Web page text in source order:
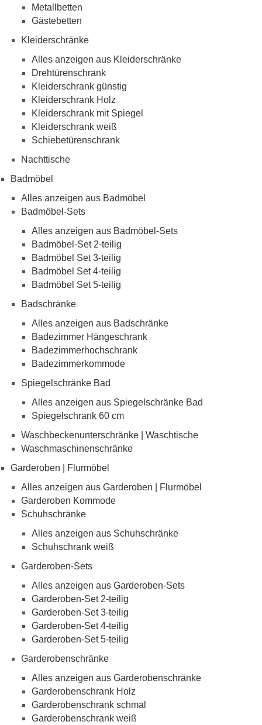
Metallbetten
Gästebetten
Kleiderschränke
Alles anzeigen aus Kleiderschränke
Drehtürenschrank
Kleiderschrank günstig
Kleiderschrank Holz
Kleiderschrank mit Spiegel
Kleiderschrank weiß
Schiebetürenschrank
Nachttische
Badmöbel
Alles anzeigen aus Badmöbel
Badmöbel-Sets
Alles anzeigen aus Badmöbel-Sets
Badmöbel-Set 2-teilig
Badmöbel Set 3-teilig
Badmöbel Set 4-teilig
Badmöbel Set 5-teilig
Badschränke
Alles anzeigen aus Badschränke
Badezimmer Hängeschrank
Badezimmerhochschrank
Badezimmerkommode
Spiegelschränke Bad
Alles anzeigen aus Spiegelschränke Bad
Spiegelschrank 60 cm
Waschbeckenunterschränke | Waschtische
Waschmaschinenschränke
Garderoben | Flurmöbel
Alles anzeigen aus Garderoben | Flurmöbel
Garderoben Kommode
Schuhschränke
Alles anzeigen aus Schuhschränke
Schuhschrank weiß
Garderoben-Sets
Alles anzeigen aus Garderoben-Sets
Garderoben-Set 2-teilig
Garderoben-Set 3-teilig
Garderoben-Set 4-teilig
Garderoben-Set 5-teilig
Garderobenschränke
Alles anzeigen aus Garderobenschränke
Garderobenschrank Holz
Garderobenschrank schmal
Garderobenschrank weiß